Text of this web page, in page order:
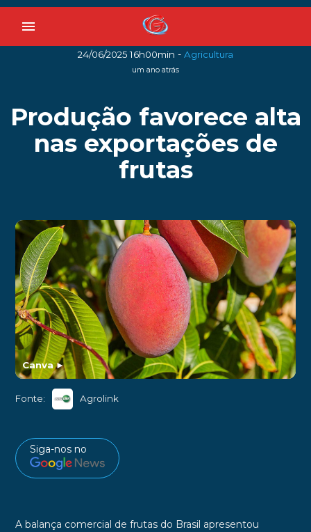
menu
24/06/2025 16h00min - Agricultura
um ano atrás
Produção favorece alta
nas exportações de
frutas
Canva►
Fonte: Agrolink
Siga-nos no
A balança comercial de frutas do Brasil apresentou